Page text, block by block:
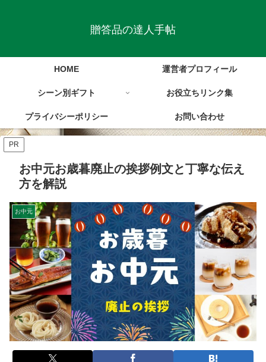
贈答品の達人手帖
HOME 運営者プロフィール
シーン別ギフト お役立ちリンク集
プライバシーポリシー お問い合わせ
PR
お中元お歳暮廃止の挨拶例文と丁寧な伝え
方を解説
お中元